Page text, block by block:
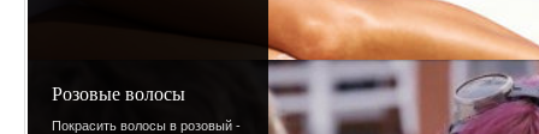
Розовые волосы
Покрасить волосы в розовый -
Добавлено - 08.02.2009 /